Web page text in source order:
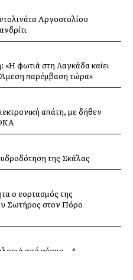
Αργοστολίου
«Η φωτιά στη Λαγκάδα καίει
Άμεση παρέμβαση τώρα»
απάτη, με δήθεν
της Σκάλας
ο εορτασμός της
Σωτήρος στον Πόρο
από κόσμο – 4